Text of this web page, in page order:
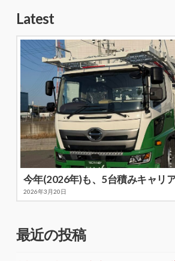
Latest
2026年3月20日
最近の投稿